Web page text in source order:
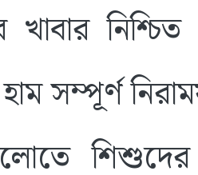
খাবার
সম্পূর্ণ
শিশুদের